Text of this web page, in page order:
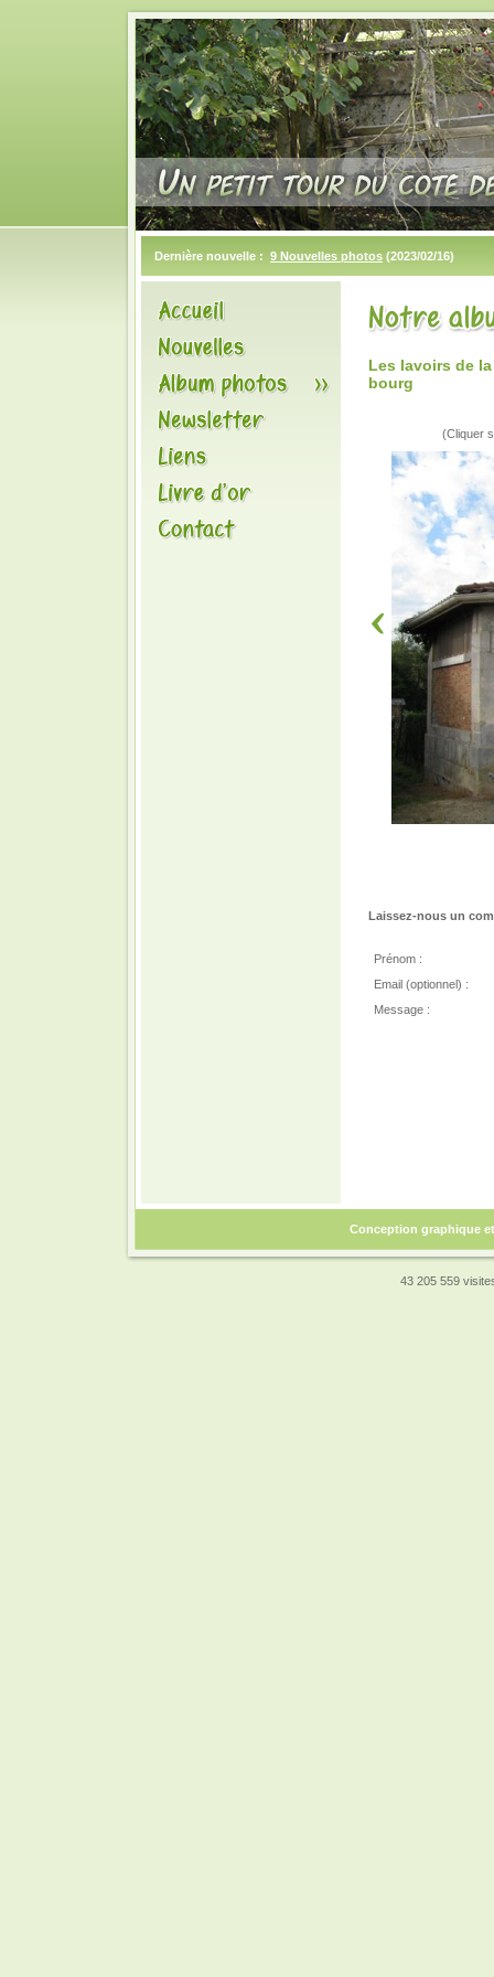
Dernière nouvelle : 9 Nouvelles photos (2023/02/16)
Les lavoirs de
bourg
(Cliquer
Laissez-nous un
Prénom :
Email (optionnel) :
Message :
Conception graphique
43 205 559